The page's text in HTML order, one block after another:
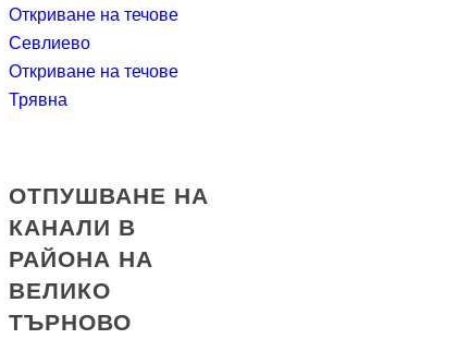
Откриване на течове
Севлиево
Откриване на течове
Трявна
ОТПУШВАНЕ НА
КАНАЛИ В
РАЙОНА НА
ВЕЛИКО
ТЪРНОВО